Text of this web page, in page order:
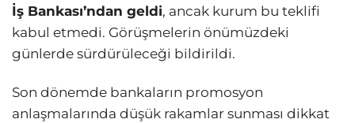
İş Bankası’ndan geldi, ancak kurum bu teklifi
kabul etmedi. Görüşmelerin önümüzdeki
günlerde sürdürüleceği bildirildi.
Son dönemde bankaların promosyon
anlaşmalarında düşük rakamlar sunması dikkat